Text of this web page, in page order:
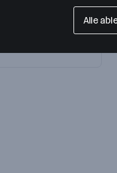
Alle